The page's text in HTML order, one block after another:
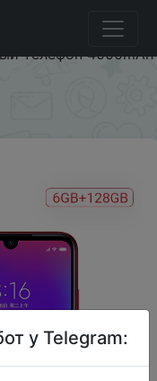
Redmi Note 7
Snapdragon 675
телефон 4000mAh
у Telegram: